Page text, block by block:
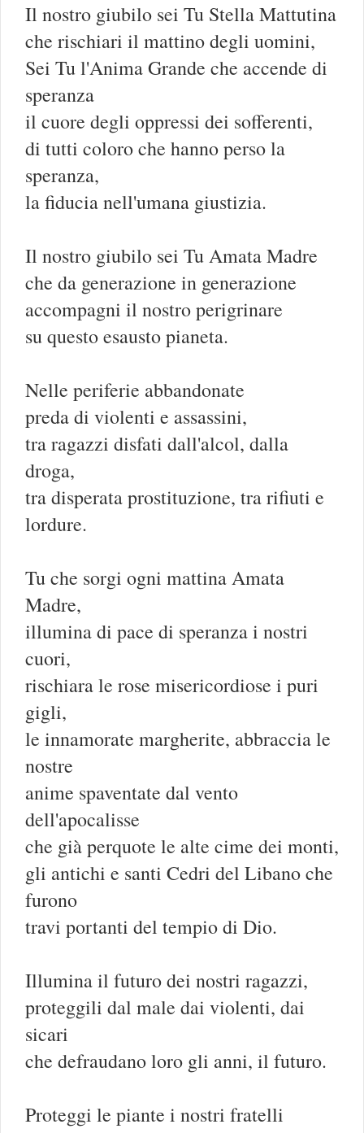
Il nostro giubilo sei Tu Stella Mattutina
che rischiari il mattino degli uomini,
Sei Tu l'Anima Grande che accende di
speranza
il cuore degli oppressi dei sofferenti,
di tutti coloro che hanno perso la
speranza,
la fiducia nell'umana giustizia.
Il nostro giubilo sei Tu Amata Madre
che da generazione in generazione
accompagni il nostro perigrinare
su questo esausto pianeta.
Nelle periferie abbandonate
preda di violenti e assassini,
tra ragazzi disfati dall'alcol, dalla
droga,
tra disperata prostituzione, tra rifiuti e
lordure.
Tu che sorgi ogni mattina Amata
Madre,
illumina di pace di speranza i nostri
cuori,
rischiara le rose misericordiose i puri
gigli,
le innamorate margherite, abbraccia le
nostre
anime spaventate dal vento
dell'apocalisse
che già perquote le alte cime dei monti,
gli antichi e santi Cedri del Libano che
furono
travi portanti del tempio di Dio.
Illumina il futuro dei nostri ragazzi,
proteggili dal male dai violenti, dai
sicari
che defraudano loro gli anni, il futuro.
Proteggi le piante i nostri fratelli